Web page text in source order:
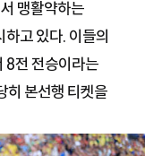
맹활약하는
고 있다. 이들의
8전 전승이라는
히 본선행 티켓을